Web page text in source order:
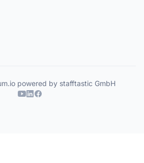
powered by stafftastic GmbH